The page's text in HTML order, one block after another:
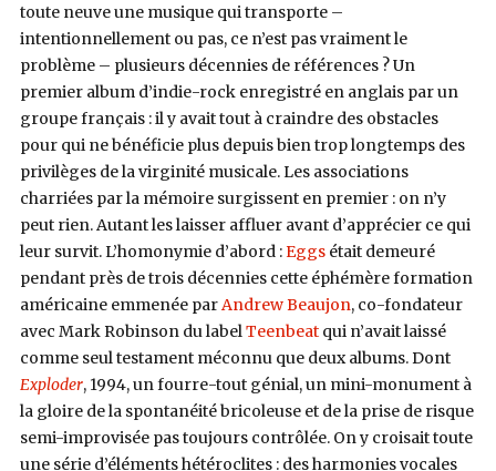
toute neuve une musique qui transporte –
intentionnellement ou pas, ce n’est pas vraiment le
problème – plusieurs décennies de références ? Un
premier album d’indie-rock enregistré en anglais par un
groupe français : il y avait tout à craindre des obstacles
pour qui ne bénéficie plus depuis bien trop longtemps des
privilèges de la virginité musicale. Les associations
charriées par la mémoire surgissent en premier : on n’y
peut rien. Autant les laisser affluer avant d’apprécier ce qui
leur survit. L’homonymie d’abord :Eggsétait demeuré
pendant près de trois décennies cette éphémère formation
américaine emmenée parAndrew Beaujon, co-fondateur
avec Mark Robinson du labelTeenbeatqui n’avait laissé
comme seul testament méconnu que deux albums. Dont
Exploder, 1994, un fourre-tout génial, un mini-monument à
la gloire de la spontanéité bricoleuse et de la prise de risque
semi-improvisée pas toujours contrôlée. On y croisait toute
une série d’éléments hétéroclites : des harmonies vocales